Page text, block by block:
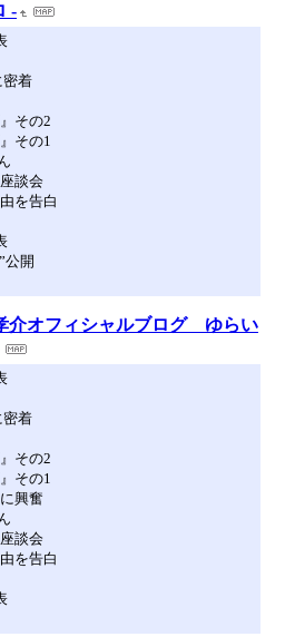
-
密着
その2
その1
談会
を告白
公開
介オフィシャルブログ ゆらい
密着
その2
その1
興奮
談会
を告白